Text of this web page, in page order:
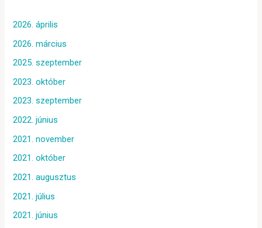
2026. április
2026. március
2025. szeptember
2023. október
2023. szeptember
2022. június
2021. november
2021. október
2021. augusztus
2021. július
2021. június